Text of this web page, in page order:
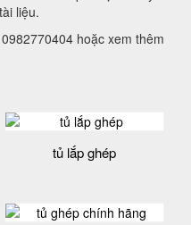
liệu.
hoặc xem thêm
tủ lắp ghép